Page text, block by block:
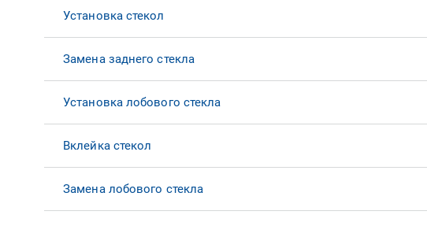
Установка стекол
Замена заднего стекла
Установка лобового стекла
Вклейка стекол
Замена лобового стекла